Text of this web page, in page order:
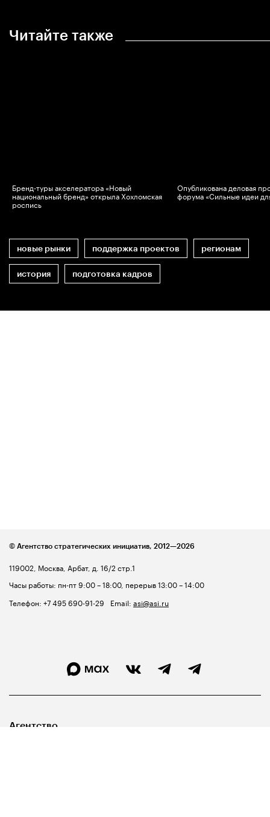
Читайте также
Бренд-туры акселератора «Новый
национальный бренд» открыла Хохломская
роспись
Опубликована деловая
форума «Сильные идеи
новые рынки поддержка проектов регионам
история подготовка кадров
119002, Москва, Арбат, д. 16/2 стр.1
Часы работы: пн-пт 9:00 – 18:00, перерыв 13:00 – 14:00
Телефон: +7 495 690-91-29 Email: asi@asi.ru
© Агентство стратегических инициатив, 2012—2026
Агентство